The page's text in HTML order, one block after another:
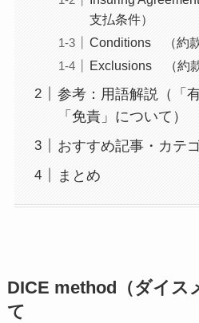
支払条件）
Conditions （約款
Exclusions （約
参考：用語解説（「
「免責」について）
おすすめ記事・カテ
まとめ
DICE method（ダイス
て